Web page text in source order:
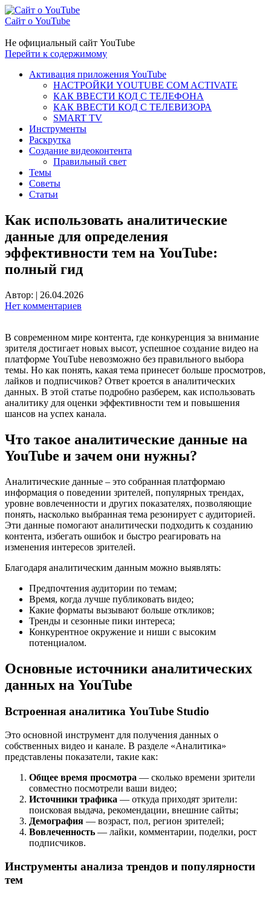
Сайт о YouTube
Не официальный сайт YouTube
Перейти к содержимому
Активация приложения YouTube
НАСТРОЙКИ YOUTUBE COM ACTIVATE
КАК ВВЕСТИ КОД С ТЕЛЕФОНА
КАК ВВЕСТИ КОД С ТЕЛЕВИЗОРА
SMART TV
Инструменты
Раскрутка
Создание видеоконтента
Правильный свет
Темы
Советы
Статьи
Как использовать аналитические
данные для определения
эффективности тем на YouTube:
полный гид
Автор: | 26.04.2026
Нет комментариев
В современном мире контента, где конкуренция за внимание
зрителя достигает новых высот, успешное создание видео на
платформе YouTube невозможно без правильного выбора
темы. Но как понять, какая тема принесет больше просмотров,
лайков и подписчиков? Ответ кроется в аналитических
данных. В этой статье подробно разберем, как использовать
аналитику для оценки эффективности тем и повышения
шансов на успех канала.
Что такое аналитические данные на
YouTube и зачем они нужны?
Аналитические данные – это собранная платформаю
информация о поведении зрителей, популярных трендах,
уровне вовлеченности и других показателях, позволяющие
понять, насколько выбранная тема резонирует с аудиторией.
Эти данные помогают аналитически подходить к созданию
контента, избегать ошибок и быстро реагировать на
изменения интересов зрителей.
Благодаря аналитическим данным можно выявлять:
Предпочтения аудитории по темам;
Время, когда лучше публиковать видео;
Какие форматы вызывают больше откликов;
Тренды и сезонные пики интереса;
Конкурентное окружение и ниши с высоким
потенциалом.
Основные источники аналитических
данных на YouTube
Встроенная аналитика YouTube Studio
Это основной инструмент для получения данных о
собственных видео и канале. В разделе «Аналитика»
представлены показатели, такие как:
Общее время просмотра — сколько времени зрители
совместно посмотрели ваши видео;
Источники трафика — откуда приходят зрители:
поисковая выдача, рекомендации, внешние сайты;
Демография — возраст, пол, регион зрителей;
Вовлеченность — лайки, комментарии, поделки, рост
подписчиков.
Инструменты анализа трендов и популярности
тем